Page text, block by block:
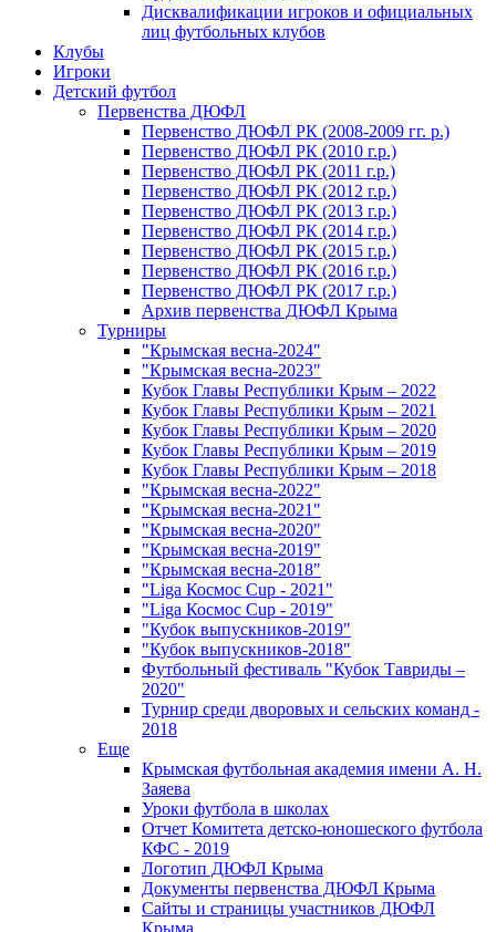
Дисквалификации игроков и официальных
лиц футбольных клубов
Клубы
Игроки
Детский футбол
Первенства ДЮФЛ
Первенство ДЮФЛ РК (2008-2009 гг. р.)
Первенство ДЮФЛ РК (2010 г.р.)
Первенство ДЮФЛ РК (2011 г.р.)
Первенство ДЮФЛ РК (2012 г.р.)
Первенство ДЮФЛ РК (2013 г.р.)
Первенство ДЮФЛ РК (2014 г.р.)
Первенство ДЮФЛ РК (2015 г.р.)
Первенство ДЮФЛ РК (2016 г.р.)
Первенство ДЮФЛ РК (2017 г.р.)
Архив первенства ДЮФЛ Крыма
Турниры
"Крымская весна-2024"
"Крымская весна-2023"
Кубок Главы Республики Крым – 2022
Кубок Главы Республики Крым – 2021
Кубок Главы Республики Крым – 2020
Кубок Главы Республики Крым – 2019
Кубок Главы Республики Крым – 2018
"Крымская весна-2022"
"Крымская весна-2021"
"Крымская весна-2020"
"Крымская весна-2019"
"Крымская весна-2018"
"Liga Космос Cup - 2021"
"Liga Космос Cup - 2019"
"Кубок выпускников-2019"
"Кубок выпускников-2018"
Футбольный фестиваль "Кубок Тавриды –
2020"
Турнир среди дворовых и сельских команд -
2018
Еще
Крымская футбольная академия имени А. Н.
Заяева
Уроки футбола в школах
Отчет Комитета детско-юношеского футбола
КФС - 2019
Логотип ДЮФЛ Крыма
Документы первенства ДЮФЛ Крыма
Сайты и страницы участников ДЮФЛ
Крыма